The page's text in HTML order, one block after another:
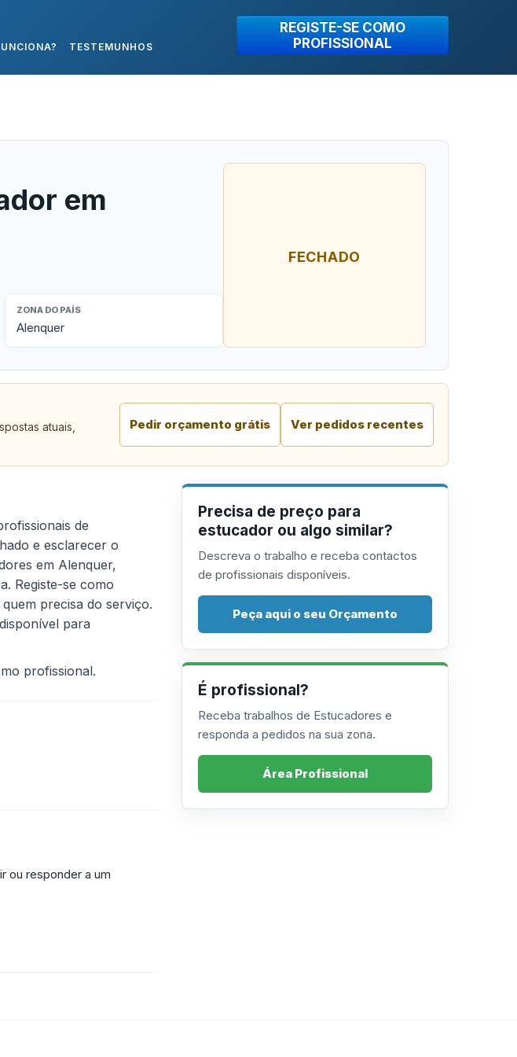
TESTEMUNHOS
REGISTE-SE COMO
PROFISSIONAL
em
ZONA DO PAÍS
Alenquer
FECHADO
atuais,
Pedir orçamento grátis Ver pedidos recentes
de
e esclarecer o
em Alenquer,
Registe-se como
precisa do serviço.
para
profissional.
ou responder a um
Precisa de preço para
estucador ou algo similar?
Descreva o trabalho e receba contactos
de profissionais disponíveis.
Peça aqui o seu Orçamento
É profissional?
Receba trabalhos de Estucadores e
responda a pedidos na sua zona.
Área Profissional